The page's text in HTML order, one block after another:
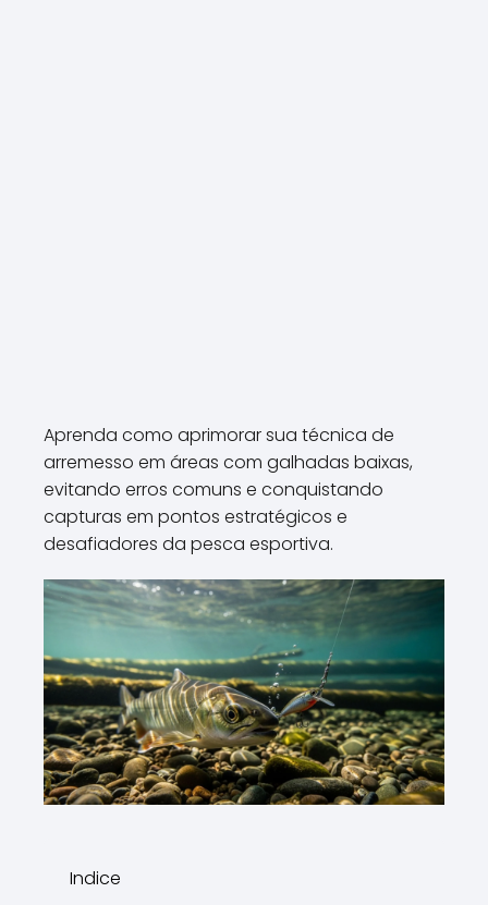
Aprenda como aprimorar sua técnica de
arremesso em áreas com galhadas baixas,
evitando erros comuns e conquistando
capturas em pontos estratégicos e
desafiadores da pesca esportiva.
Indice